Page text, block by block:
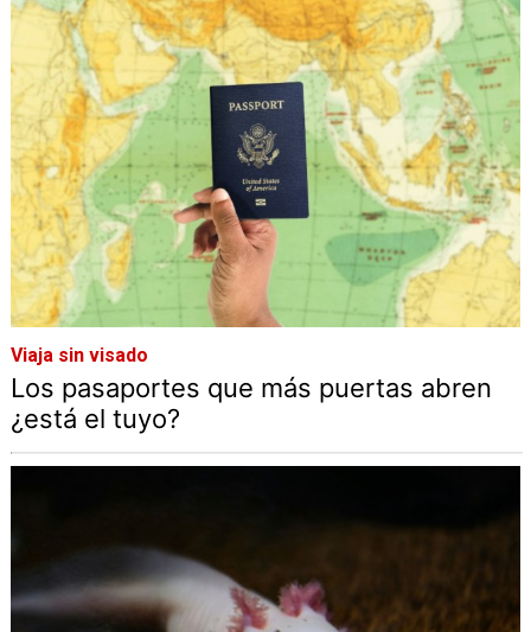
Viaja sin visado
Los pasaportes que más puertas abren
¿está el tuyo?